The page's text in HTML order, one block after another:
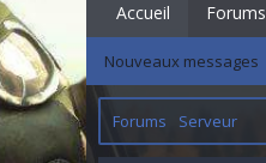
Accueil Forums
Nouveaux messages
Forums Serveur